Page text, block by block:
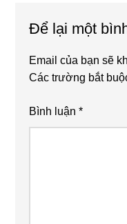
Để lại một
Email của bạn sẽ
Các trường bắt
Bình luận*